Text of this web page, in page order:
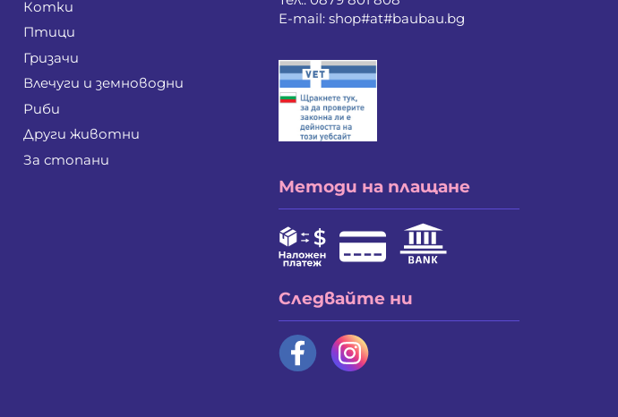
Котки
Птици
Гризачи
Влечуги и земноводни
Риби
Други животни
За стопани
E-mail:shop#at#baubau.bg
Методи на плащане
Следвайте ни